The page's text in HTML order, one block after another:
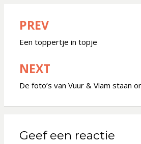
Bericht
navigatie
PREV
Een toppertje in topje
NEXT
De foto’s van Vuur & Vlam staan
Geef een reactie